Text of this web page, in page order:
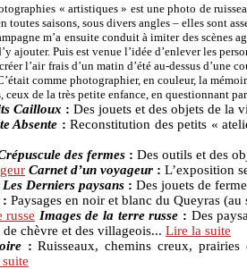
« artistiques » est une photo de
toutes saisons, sous divers angles – elles sont
m’a ensuite conduit à imiter des scènes
ajouter. Puis est venue l’idée d’enlever les
l’air frais d’un matin d’été au-dessus d’une
comme photographier, en couleur, la
ceux de la très petite enfance, en questionnant
Cailloux : Des jouets et des objets de la
Absente : Reconstitution des petits «
des fermes : Des outils et des
Carnet d’un voyageur : L’exposition
Les Derniers paysans : Des jouets de
: Paysages en noir et blanc du Queyras
Images de la terre russe : Des
chèvre et des villageois... Lire la suite
:Ruisseaux, chemins creux,